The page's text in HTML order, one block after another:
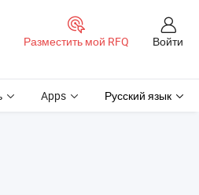
Разместить мой RFQ Войти
Apps Русский язык